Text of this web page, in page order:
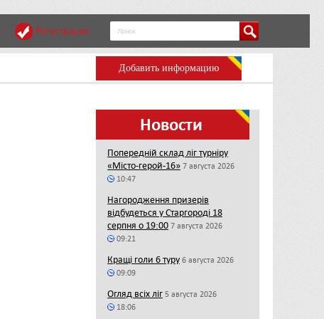
Регистрация
Добавить информацию
Новости
Попередній склад ліг турніру
«Місто-герой-16» 7 августа 2026
10:47
Нагородження призерів
відбудеться у Старгороді 18
серпня о 19:00 7 августа 2026
09:21
Кращі голи 6 туру 6 августа 2026
09:09
Огляд всіх ліг 5 августа 2026
18:06